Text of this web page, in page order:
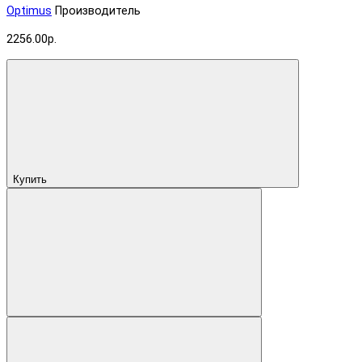
Optimus Производитель
2256.00р.
Купить